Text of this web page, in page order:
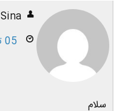
Sina
05 تیر 1396
سلام